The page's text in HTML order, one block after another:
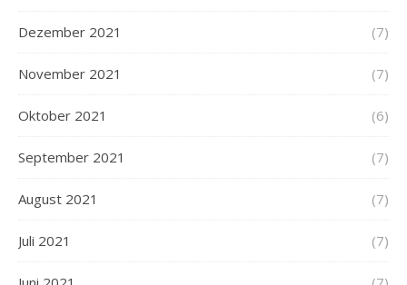
Dezember 2021 (7)
November 2021 (7)
Oktober 2021 (6)
September 2021 (7)
August 2021 (7)
Juli 2021 (7)